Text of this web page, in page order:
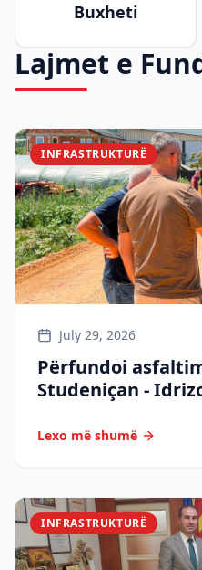
Buxheti
Lajmet e
INFRASTRUKTURË
July 29, 2026
Përfundoi
Studeniçan -
Lexo më shumë
INFRASTRUKTURË